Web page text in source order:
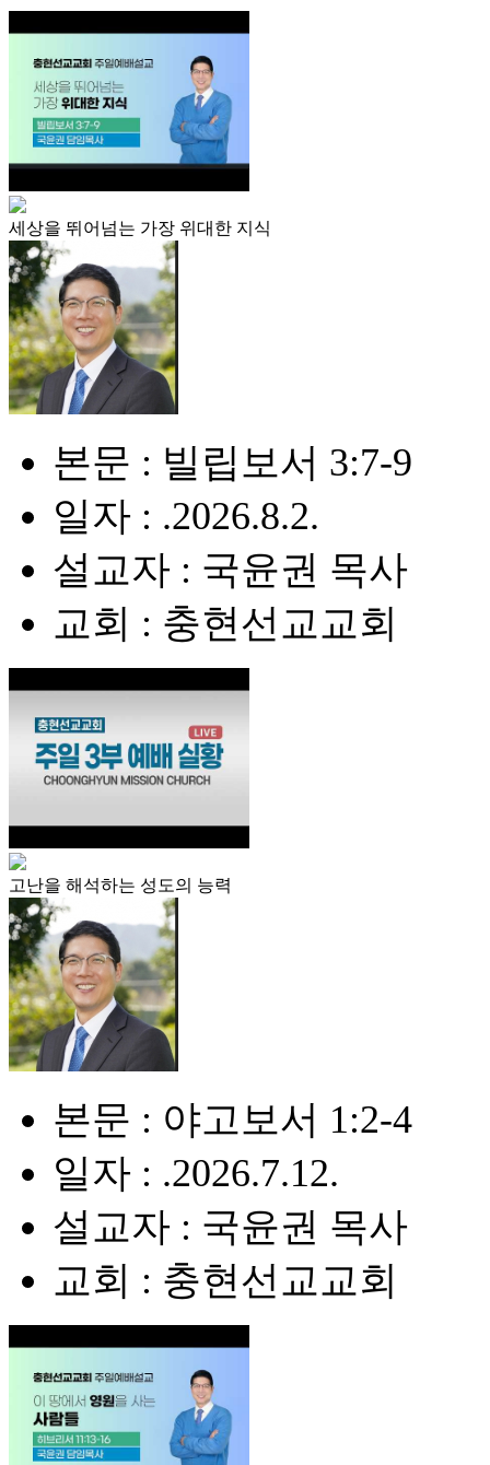
세상을 뛰어넘는 가장 위대한 지식
본문 : 빌립보서 3:7-9
일자 : .2026.8.2.
설교자 : 국윤권 목사
교회 : 충현선교교회
고난을 해석하는 성도의 능력
본문 : 야고보서 1:2-4
일자 : .2026.7.12.
설교자 : 국윤권 목사
교회 : 충현선교교회